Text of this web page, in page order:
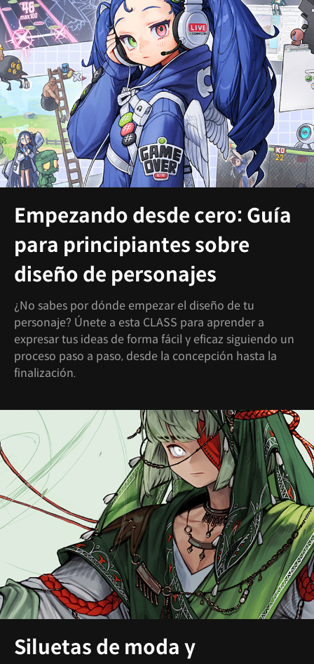
Empezando desde cero: Guía
para principiantes sobre
diseño de personajes
¿No sabes por dónde empezar el diseño de tu
personaje? Únete a esta CLASS para aprender a
expresar tus ideas de forma fácil y eficaz siguiendo un
proceso paso a paso, desde la concepción hasta la
finalización.
Siluetas de moda y